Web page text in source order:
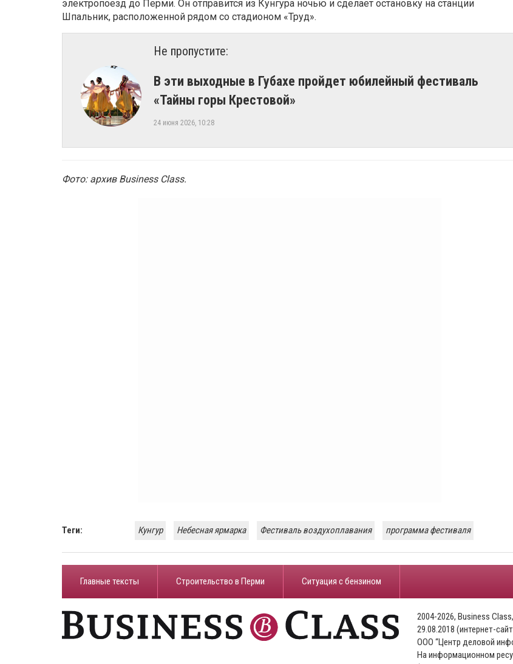
электропоезд до Перми. Он отправится из Кунгура ночью и сделает остановку на станции
Шпальник, расположенной рядом со стадионом «Труд».
Не пропустите:
В эти выходные в Губахе пройдет юбилейный фестиваль
«Тайны горы Крестовой»
24 июня 2026, 10:28
Фото: архив Business Class.
Теги: Кунгур Небесная ярмарка Фестиваль воздухоплавания программа фестиваля
Главные тексты Строительство в Перми ​Ситуация с бензином
2004-2026, Business Class,
29.08.2018 (интернет-
ООО “Центр деловой
На информационном